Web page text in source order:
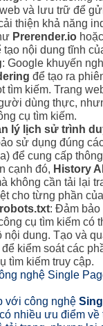
và lưu trữ để
thiện khả năng
Prerender.io hoặc
nội dung tĩnh
: Google khuyến
để tạo ra
tìm kiếm. Trang
dùng thực,
cụ tìm kiếm.
lý lịch sử trình
sử dụng đúng
để cung cấp
cạnh đó, History
không cần tải lại
cho từng phần
: Đảm bảo
cụ tìm kiếm có
nội dung. Tạo và
kiểm soát các
tìm kiếm truy cập.
với công nghệ
có nhiều ưu điểm về